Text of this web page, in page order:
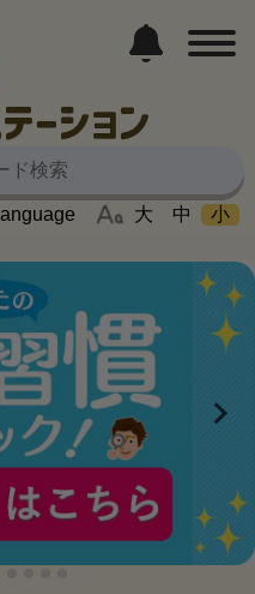
ーション
大 中 小